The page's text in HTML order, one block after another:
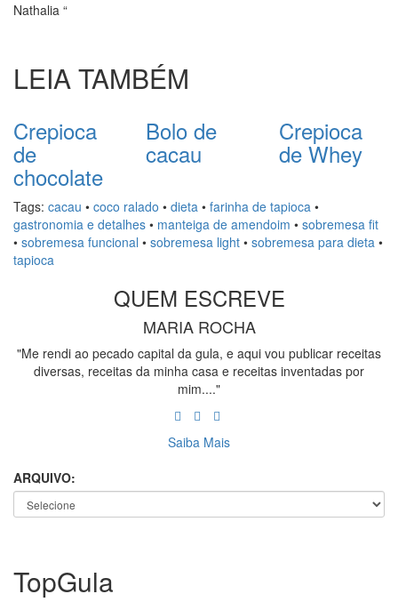
Nathalia “
LEIA TAMBÉM
Crepioca
de
chocolate
Bolo de
cacau
Crepioca
de Whey
Tags: cacau • coco ralado • dieta • farinha de tapioca •
gastronomia e detalhes • manteiga de amendoim • sobremesa fit
• sobremesa funcional • sobremesa light • sobremesa para dieta •
tapioca
QUEM ESCREVE
MARIA ROCHA
"Me rendi ao pecado capital da gula, e aqui vou publicar receitas
diversas, receitas da minha casa e receitas inventadas por
mim...."
Saiba Mais
ARQUIVO:
TopGula